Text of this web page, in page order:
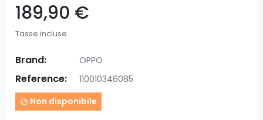
189,90 €
Tasse incluse
Brand: OPPO
Reference: 110010346085
 Non disponibile